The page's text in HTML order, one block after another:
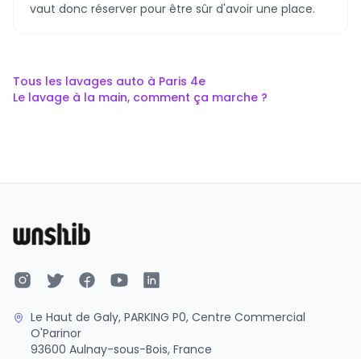
vaut donc réserver pour être sûr d'avoir une place.
Tous les lavages auto à Paris 4e
Le lavage à la main, comment ça marche ?
Le Haut de Galy, PARKING P0, Centre Commercial
O'Parinor
93600 Aulnay-sous-Bois, France